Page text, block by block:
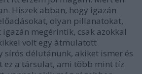
Hiszek abban, hogy igazán
olyan pillanatokat,
megérintik, csak azokkal
volt egy átmulatott
sírós délutánunk, akiket ismer és
ez a társulat, ami több mint tíz